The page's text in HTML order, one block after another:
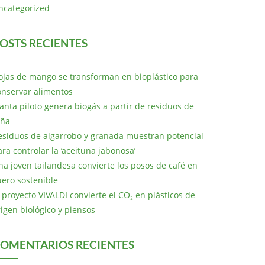
RECIENTES
de mango se transforman en bioplástico para
alimentos
piloto genera biogás a partir de residuos de
de algarrobo y granada muestran potencial
controlar la ‘aceituna jabonosa’
joven tailandesa convierte los posos de café en
sostenible
proyecto VIVALDI convierte el CO₂ en plásticos de
biológico y piensos
RECIENTES